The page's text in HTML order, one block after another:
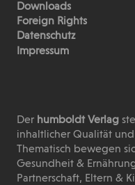
Downloads
Foreign Rights
Datenschutz
Impressum
Derhumboldt Verlag
inhaltlicher Qualität
Thematisch bewegen
Gesundheit &
Partnerschaft, Eltern &